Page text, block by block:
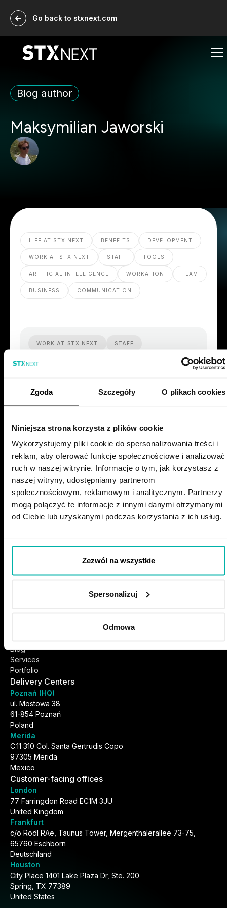
Zgoda Szczegóły O plikach cookies
Niniejsza strona korzysta z plików cookie
Wykorzystujemy pliki cookie do spersonalizowania treści i
reklam, aby oferować funkcje społecznościowe i analizować
ruch w naszej witrynie. Informacje o tym, jak korzystasz z
naszej witryny, udostępniamy partnerom
społecznościowym, reklamowym i analitycznym. Partnerzy
mogą połączyć te informacje z innymi danymi otrzymanymi
od Ciebie lub uzyskanymi podczas korzystania z ich usług.
Zezwól na wszystkie
Spersonalizuj
Odmowa
Go back to stxnext.com
Blog author
Maksymilian Jaworski
LIFE AT STX NEXT BENEFITS DEVELOPMENT
WORK AT STX NEXT STAFF TOOLS
ARTIFICIAL INTELLIGENCE WORKATION TEAM
BUSINESS COMMUNICATION
WORK AT STX NEXT STAFF
September 12, 2025
GET IN TOUCH
recruitment@stxnext.com
Our Events:
Blog
Services
Portfolio
Delivery Centers
Poznań (HQ)
ul. Mostowa 38
61-854 Poznań
Poland
Merida
C.11 310 Col. Santa Gertrudis Copo
97305 Merida
Mexico
Customer-facing offices
London
77 Farringdon Road EC1M 3JU
United Kingdom
Frankfurt
c/o Rödl RAe, Taunus Tower, Mergenthalerallee 73-75,
65760 Eschborn
Deutschland
Houston
City Place 1401 Lake Plaza Dr, Ste. 200
Spring, TX 77389
United States